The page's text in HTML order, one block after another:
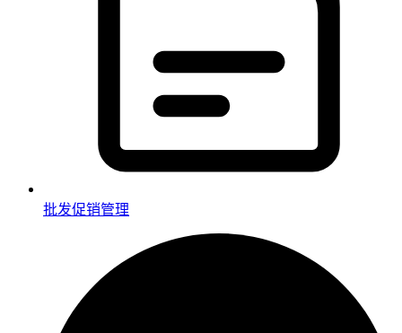
批发促销管理